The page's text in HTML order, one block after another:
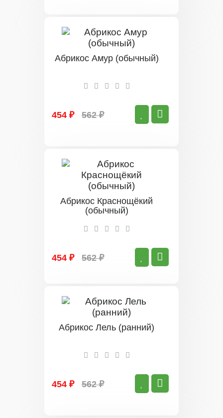
Абрикос Амур (обычный)
454 ₽ 562 ₽
Абрикос Краснощёкий
(обычный)
454 ₽ 562 ₽
Абрикос Лель (ранний)
454 ₽ 562 ₽